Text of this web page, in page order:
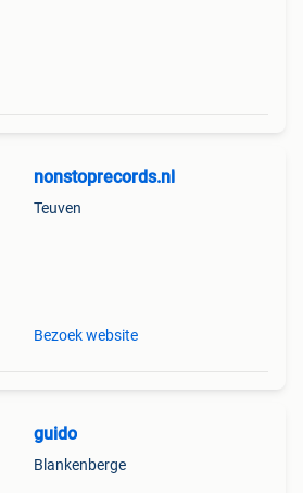
nonstoprecords.nl
Teuven
Bezoek website
guido
Blankenberge